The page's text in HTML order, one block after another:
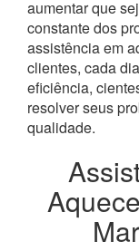
aumentar que
constante dos
assistência em
clientes, cada
eficiência,
resolver seus
qualidade.